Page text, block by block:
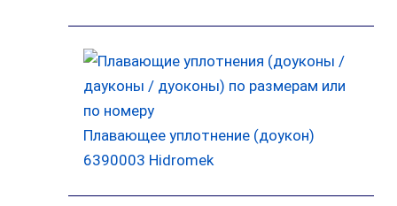
Плавающее уплотнение (доукон)
6390003 Hidromek